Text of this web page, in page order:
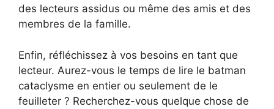
des lecteurs assidus ou même des amis et des
membres de la famille.
Enfin, réfléchissez à vos besoins en tant que
lecteur. Aurez-vous le temps de lire le batman
cataclysme en entier ou seulement de le
feuilleter ? Recherchez-vous quelque chose de